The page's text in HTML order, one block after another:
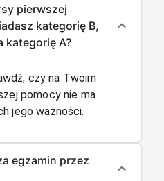
pierwszej
kategorię B,
kategorię A?
czy na Twoim
pomocy nie ma
jego ważności.
egzamin przez